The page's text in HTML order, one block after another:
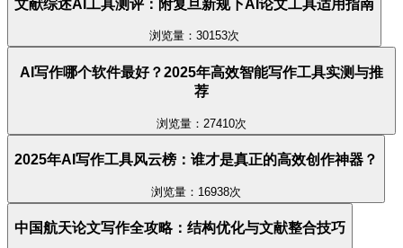
文献综述AI工具测评：附复旦新规下AI论文工具适用指南
浏览量：30153次
AI写作哪个软件最好？2025年高效智能写作工具实测与推
荐
浏览量：27410次
2025年AI写作工具风云榜：谁才是真正的高效创作神器？
浏览量：16938次
中国航天论文写作全攻略：结构优化与文献整合技巧